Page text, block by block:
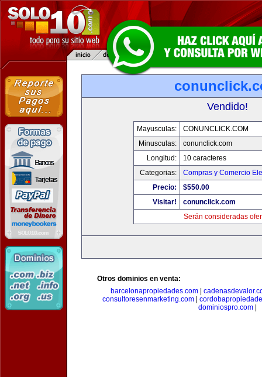
Vendido!
Mayusculas:
CONUNCLICK.COM
Minusculas:
conunclick.com
Longitud:
10 caracteres
Categorias:
Compras y Comercio
Precio:
$550.00
Visitar!
conunclick.com
Serán consideradas
Otros dominios en venta:
barcelonapropiedades.com|
consultoresenmarketing.com
dominiospro.com